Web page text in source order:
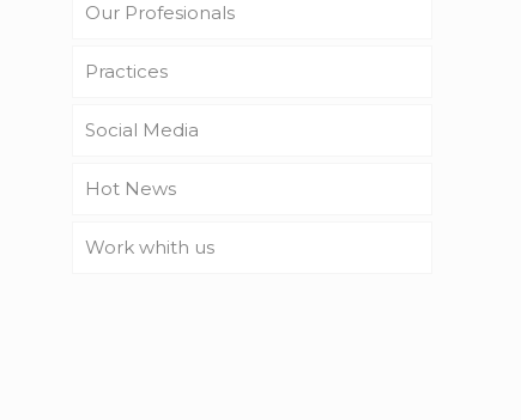
Our Profesionals
Practices
Social Media
Hot News
Work whith us